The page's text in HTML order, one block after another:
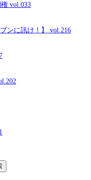
vol.033
ンに訊け！】 vol.216